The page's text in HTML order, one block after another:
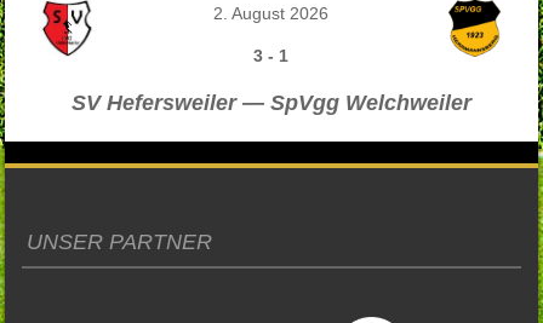
2. August 2026
3 - 1
SV Hefersweiler — SpVgg Welchweiler
UNSER PARTNER